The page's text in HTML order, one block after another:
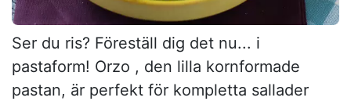
Ser du ris? Föreställ dig det nu... i
pastaform! Orzo , den lilla kornformade
pastan, är perfekt för kompletta sallader